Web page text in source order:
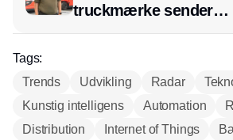
truckmærke sender
lagerchef stafetten
Tags:
Trends
Udvikling Radar
Kunstig intelligens
Automation
Distribution
Internet of Things